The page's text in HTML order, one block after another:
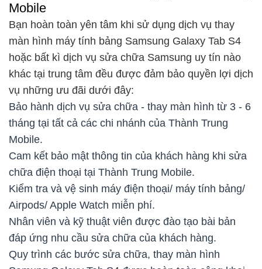
Mobile
Bạn hoàn toàn yên tâm khi sử dụng dịch vụ thay
màn hình máy tính bảng Samsung Galaxy Tab S4
hoặc bất kì dịch vụ sửa chữa Samsung uy tín nào
khác tại trung tâm đều được đảm bảo quyền lợi dịch
vụ những ưu đãi dưới đây:
Bảo hành dịch vụ sửa chữa - thay màn hình từ 3 - 6
tháng tại tất cả các chi nhánh của Thành Trung
Mobile.
Cam kết bảo mật thông tin của khách hàng khi sửa
chữa điện thoại tại Thành Trung Mobile.
Kiểm tra và vệ sinh máy điện thoại/ máy tính bảng/
Airpods/ Apple Watch miễn phí.
Nhân viên và kỹ thuật viên được đào tạo bài bản
đáp ứng nhu cầu sửa chữa của khách hàng.
Quy trình các bước sửa chữa, thay màn hình